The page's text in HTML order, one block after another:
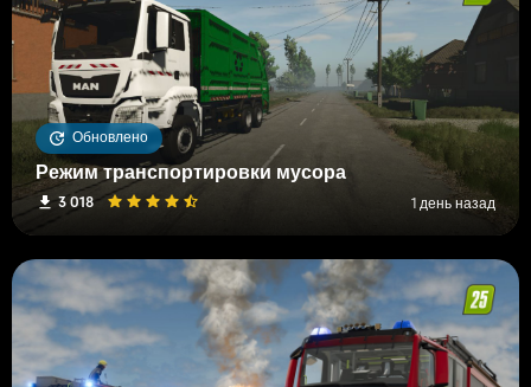
Обновлено
Режим транспортировки мусора
3 018 1 день назад